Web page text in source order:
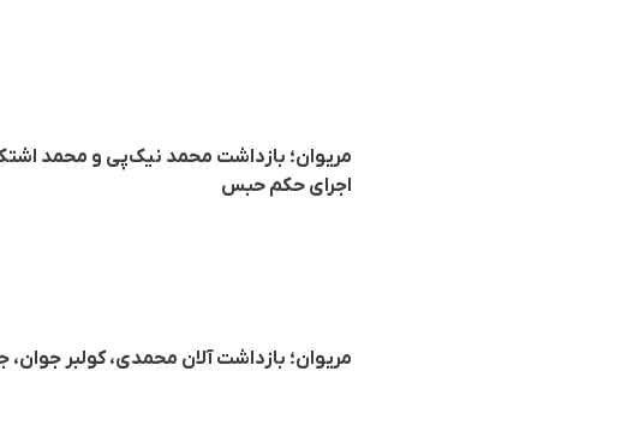
مریوان؛ بازداشت محمد نیک‌پی و محمد
اجرای حکم حبس
مریوان؛ بازداشت آلان محمدی، کولبر